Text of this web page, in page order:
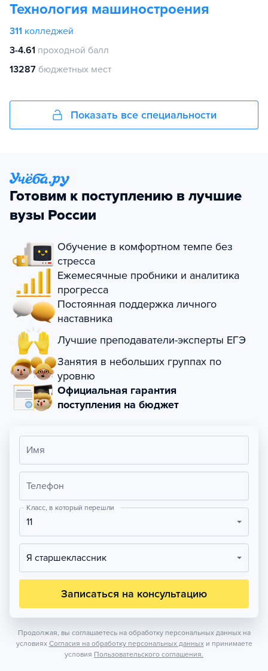
Технология машиностроения
311 колледжей
3-4.61 проходной балл
13287 бюджетных мест
Показать все специальности
Готовим к поступлению в лучшие
вузы России
Обучение в комфортном темпе без
стресса
Ежемесячные пробники и аналитика
прогресса
Постоянная поддержка личного
наставника
Лучшие преподаватели-эксперты ЕГЭ
Занятия в небольших группах по
уровню
Официальная гарантия
поступления на бюджет
Имя
Телефон
Класс, в который перешли
11
Я старшеклассник
Записаться на консультацию
Продолжая, вы соглашаетесь на обработку персональных данных на
условиях Согласия на обработку персональных данных и принимаете
условия Пользовательского соглашения.